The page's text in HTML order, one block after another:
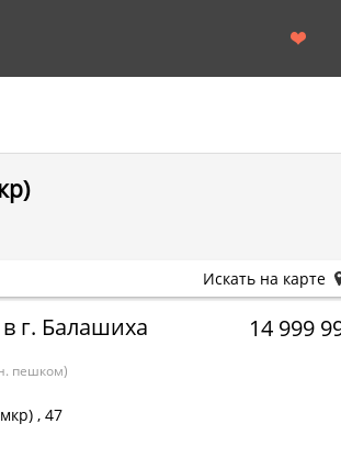
г. Балашиха
пешком)
, 47
14 999
Искать на карте